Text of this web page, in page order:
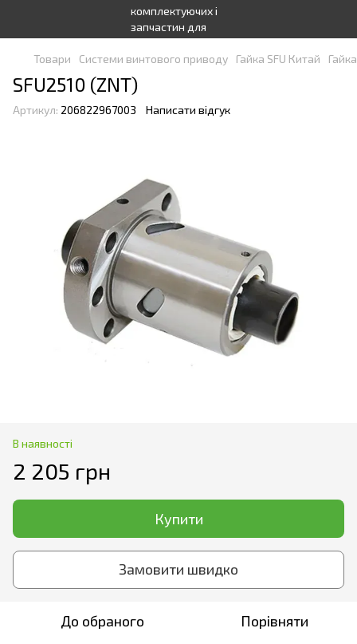
Товари Системи винтового приводу Гайка SFU Китай
SFU2510 (ZNT)
Артикул: 206822967003 Написати відгук
В наявності
2 205 грн
Купити
Замовити швидко
До обраного Порівняти